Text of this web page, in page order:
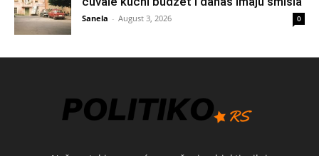
Sanela - August 3, 2026 0